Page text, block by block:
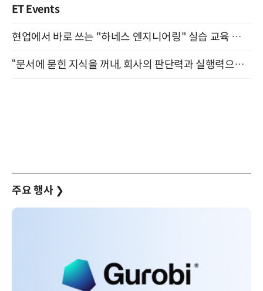
ET Events
현업에서 바로 쓰는 "하네스 엔지니어링" 실습 교육 워크숍 8월 20일 개최
“문서에 묻힌 지식을 꺼내, 회사의 판단력과 실행력으로 바꾸다” (8/20)
주요 행사 ❯